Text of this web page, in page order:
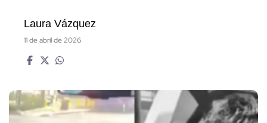
Laura Vázquez
11 de abril de 2026